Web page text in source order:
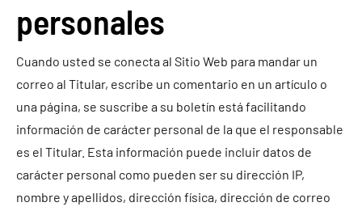
personales
Cuando usted se conecta al Sitio Web para mandar un
correo al Titular, escribe un comentario en un artículo o
una página, se suscribe a su boletín está facilitando
información de carácter personal de la que el responsable
es el Titular. Esta información puede incluir datos de
carácter personal como pueden ser su dirección IP,
nombre y apellidos, dirección física, dirección de correo